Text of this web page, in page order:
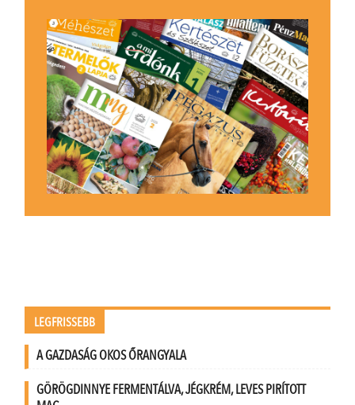
LEGFRISSEBB
A GAZDASÁG OKOS ŐRANGYALA
GÖRÖGDINNYE FERMENTÁLVA, JÉGKRÉM, LEVES PIRÍTOTT